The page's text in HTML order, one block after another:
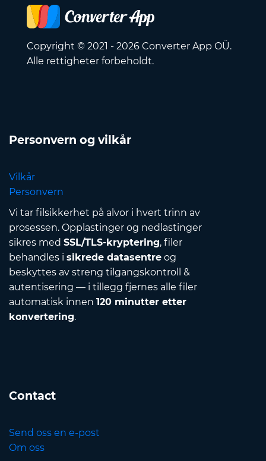
Copyright © 2021 - 2026 Converter App OÜ.
Alle rettigheter forbeholdt.
Personvern og vilkår
Vilkår
Personvern
Vi tar filsikkerhet på alvor i hvert trinn av
prosessen. Opplastinger og nedlastinger
sikres med SSL/TLS-kryptering, filer
behandles i sikrede datasentre og
beskyttes av streng tilgangskontroll &
autentisering — i tillegg fjernes alle filer
automatisk innen 120 minutter etter
konvertering.
Contact
Send oss en e-post
Om oss